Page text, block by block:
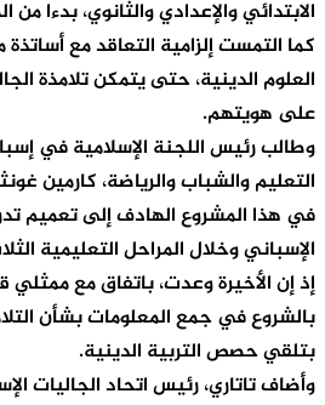
الابتدائي والإعدادي والثانوي، بدءا
كما التمست إلزامية التعاقد مع
العلوم الدينية، حتى يتمكن تلامذة
على هويتهم.
وطالب رئيس اللجنة الإسلامية في
التعليم والشباب والرياضة، كارمين
في هذا المشروع الهادف إلى تعميم
الإسباني وخلال المراحل التعليمية
إذ إن الأخيرة وعدت، باتفاق مع ممثلي
بالشروع في جمع المعلومات بشأن
بتلقي حصص التربية الدينية.
وأضاف تاتاري، رئيس اتحاد الجاليات